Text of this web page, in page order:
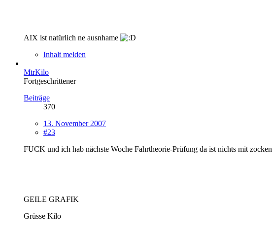
AIX ist natürlich ne ausnhame
Inhalt melden
MtrKilo
Fortgeschrittener
Beiträge
370
13. November 2007
#23
FUCK und ich hab nächste Woche Fahrtheorie-Prüfung da ist nichts mit zocken
GEILE GRAFIK
Grüsse Kilo